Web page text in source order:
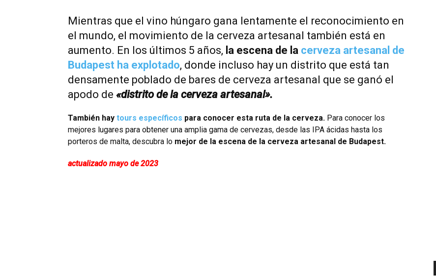
Mientras que el vino húngaro gana lentamente el reconocimiento en
el mundo, el movimiento de la cerveza artesanal también está en
aumento. En los últimos 5 años, la escena de la cerveza artesanal de
Budapest ha explotado, donde incluso hay un distrito que está tan
densamente poblado de bares de cerveza artesanal que se ganó el
apodo de «distrito de la cerveza artesanal».
También hay tours específicos para conocer esta ruta de la cerveza. Para conocer los
mejores lugares para obtener una amplia gama de cervezas, desde las IPA ácidas hasta los
porteros de malta, descubra lo mejor de la escena de la cerveza artesanal de Budapest.
actualizado mayo de 2023